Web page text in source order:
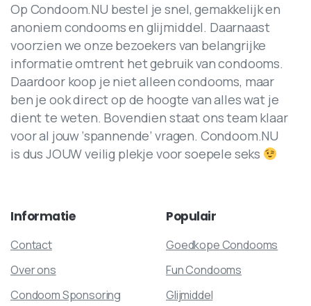
Op Condoom.NU bestel je snel, gemakkelijk en
anoniem condooms en glijmiddel. Daarnaast
voorzien we onze bezoekers van belangrijke
informatie omtrent het gebruik van condooms.
Daardoor koop je niet alleen condooms, maar
ben je ook direct op de hoogte van alles wat je
dient te weten. Bovendien staat ons team klaar
voor al jouw ‘spannende’ vragen. Condoom.NU
is dus JOUW veilig plekje voor soepele seks
Informatie
Contact
Over ons
Condoom Sponsoring
Populair
Goedkope Condooms
Fun Condooms
Glijmiddel